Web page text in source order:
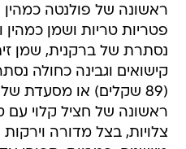
ראשונה של פולנטה
פטריות טריות ושמן
נסתרת של ברקנית, שמן
קישואים וגבינה כחולה
(89 שקלים) או מסעדת
ראשונה של חציל קלוי עם
צלויות, בצל מדורה